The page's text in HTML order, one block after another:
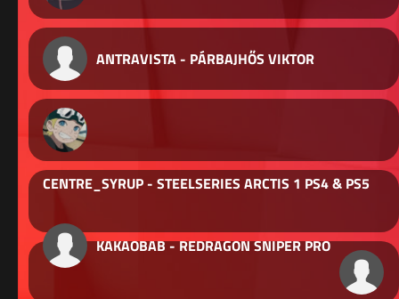
ANTRAVISTA - PÁRBAJHŐS VIKTOR
CENTRE_SYRUP - STEELSERIES ARCTIS 1 PS4 & PS5
KAKAOBAB - REDRAGON SNIPER PRO